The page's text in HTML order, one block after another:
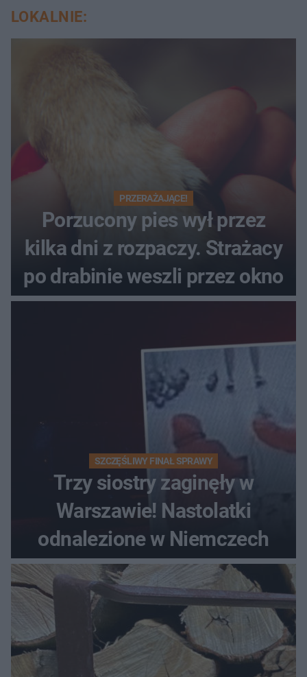
LOKALNIE:
PRZERAŻAJĄCE!
Porzucony pies wył przez
kilka dni z rozpaczy. Strażacy
po drabinie weszli przez okno
SZCZĘŚLIWY FINAŁ SPRAWY
Trzy siostry zaginęły w
Warszawie! Nastolatki
odnalezione w Niemczech